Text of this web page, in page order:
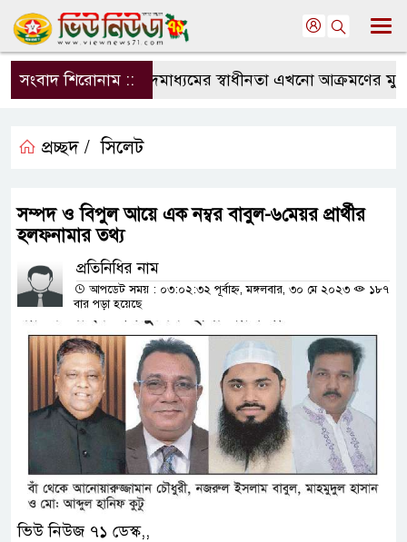
সংবাদ শিরোনাম ::সংবাদমাধ্যমের স্বাধীনতা এখনো আক্রমণের মুখে:
প্রচ্ছদ / সিলেট
সম্পদ ও বিপুল আয়ে এক নম্বর বাবুল-৬মেয়র প্রার্থীর
হলফনামার তথ্য
প্রতিনিধির নাম
আপডেট সময় : ০৩:০২:৩২ পূর্বাহ্ন, মঙ্গলবার, ৩০ মে ২০২৩
১৮৭
বার পড়া হয়েছে
ভিউ নিউজ ৭১ ডেস্ক,,